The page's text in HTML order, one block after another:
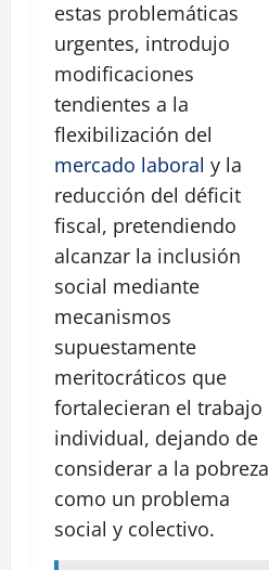
estas problemáticas
urgentes, introdujo
modificaciones
tendientes a la
flexibilización del
mercado laboral y la
reducción del déficit
fiscal, pretendiendo
alcanzar la inclusión
social mediante
mecanismos
supuestamente
meritocráticos que
fortalecieran el trabajo
individual, dejando de
considerar a la pobreza
como un problema
social y colectivo.